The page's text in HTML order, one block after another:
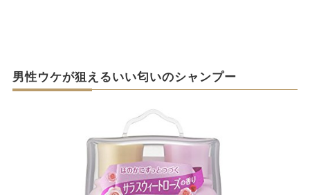
男性ウケが狙えるいい匂いのシャンプー